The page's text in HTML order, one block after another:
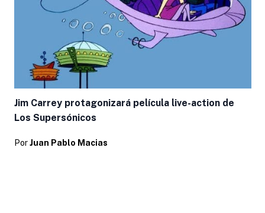
Jim Carrey protagonizará película live-action de
Los Supersónicos
Por Juan Pablo Macias